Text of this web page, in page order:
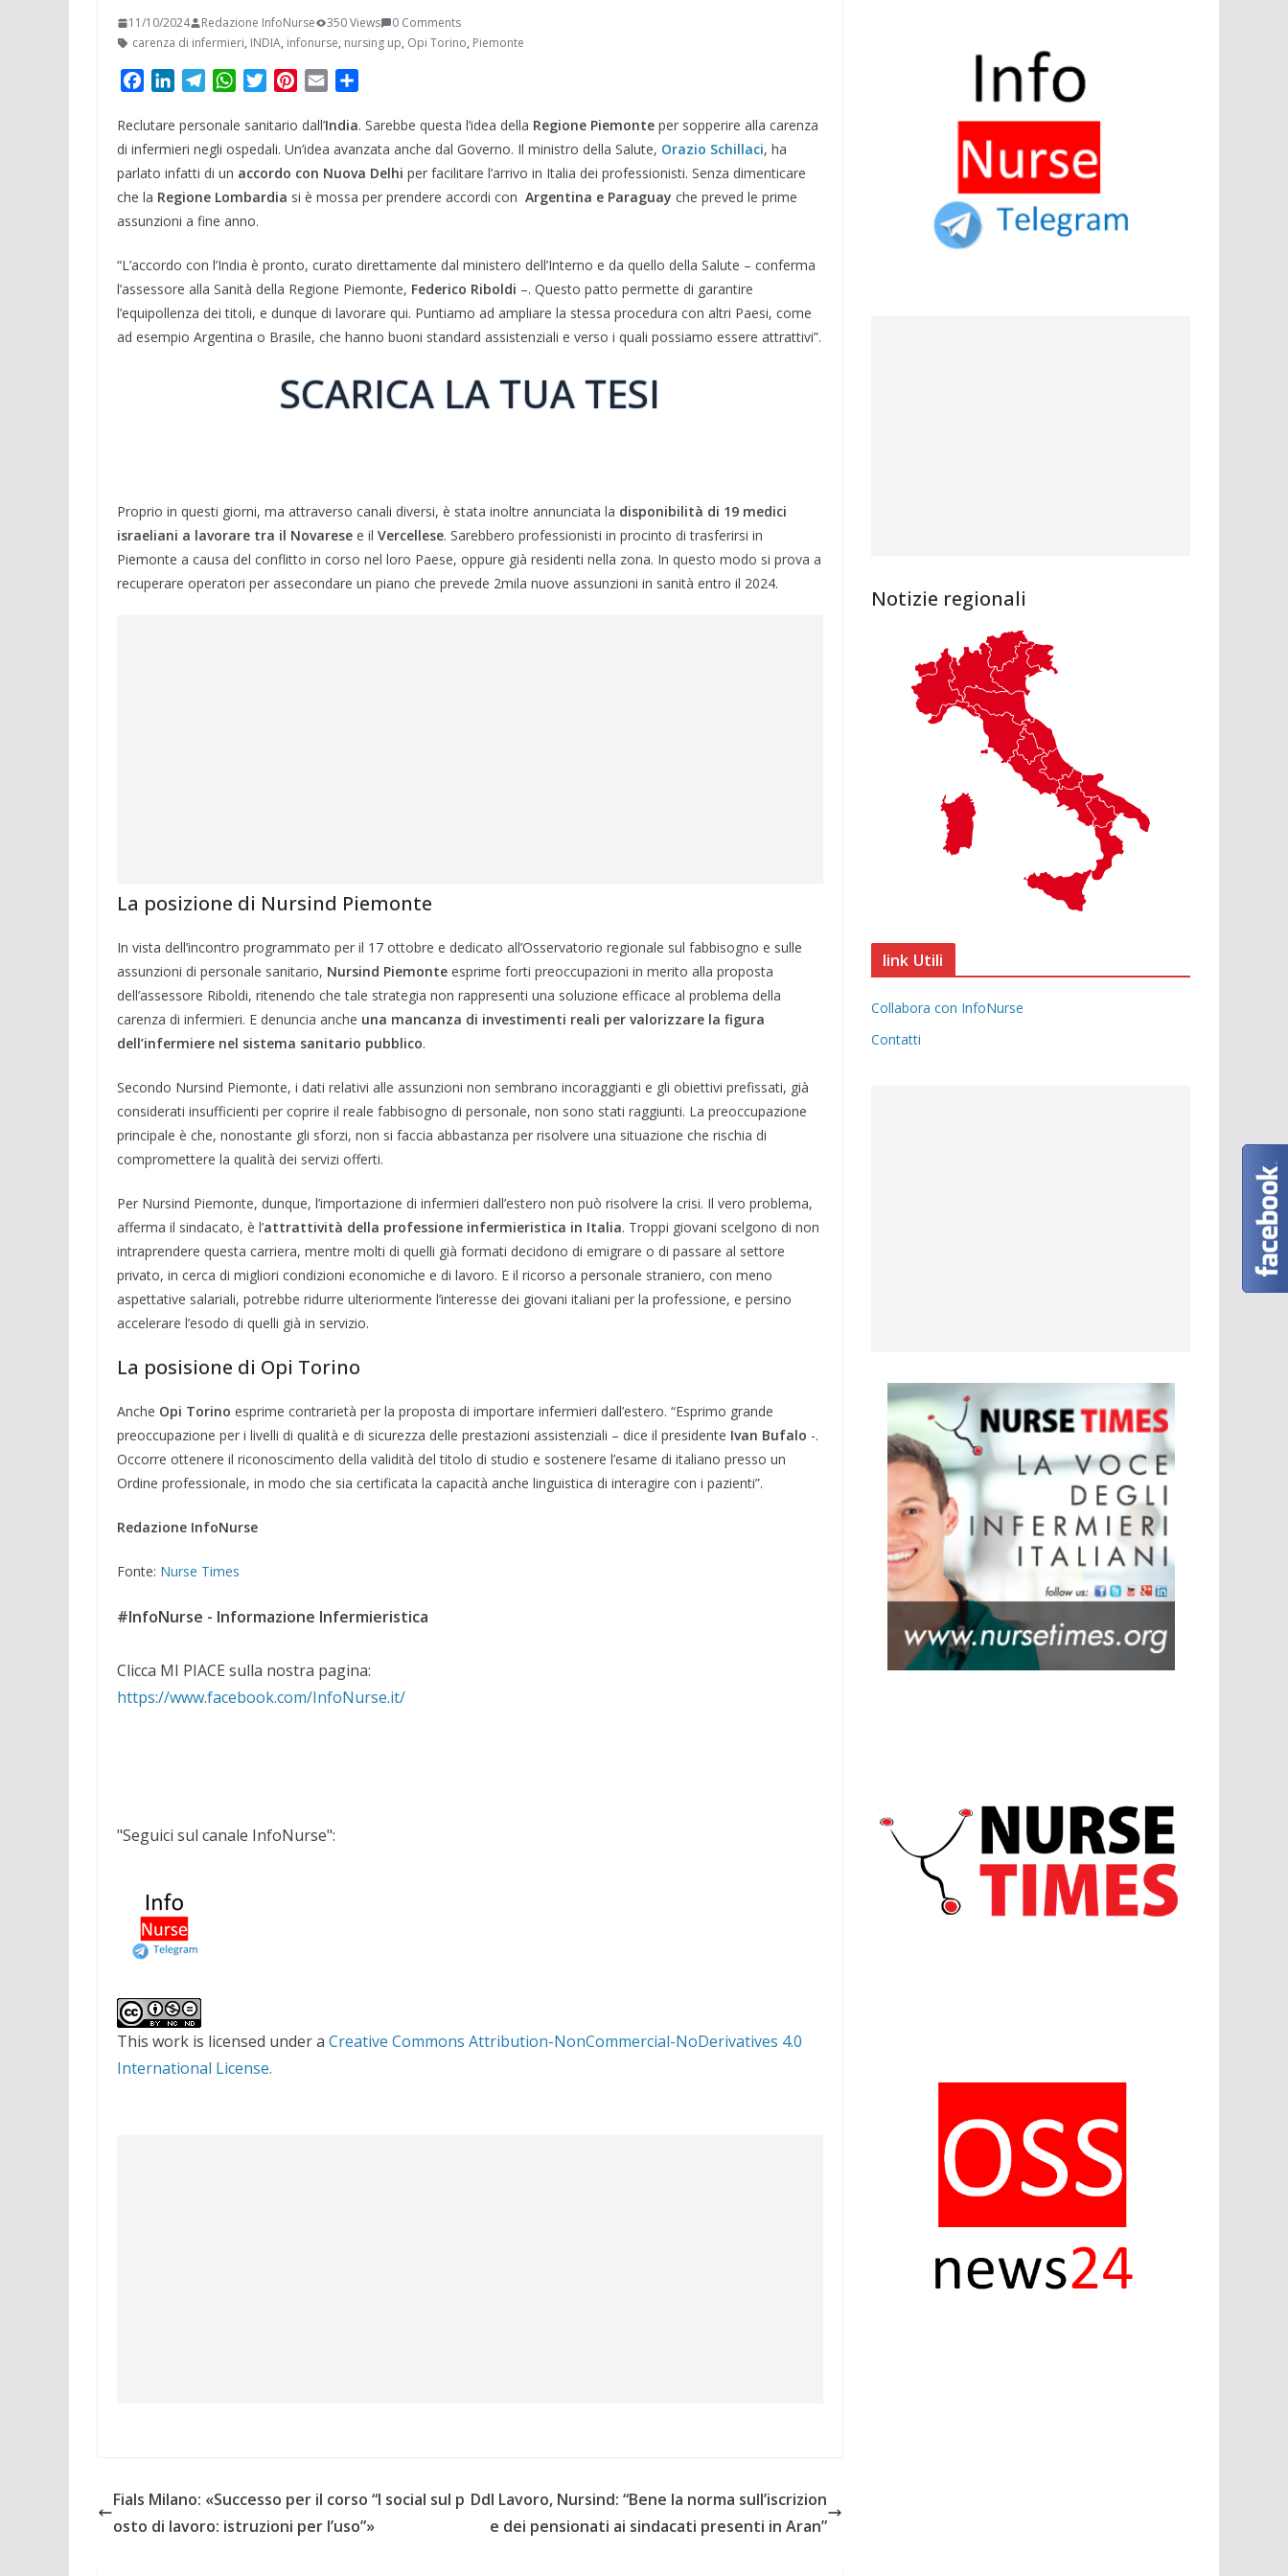
11/10/2024 Redazione InfoNurse 350 Views
0 Comments
carenza di infermieri, INDIA, infonurse, nursing up, Opi Torino, Piemonte
c
e
b
o
o
n
k
e
d
I
l
e
g
r
a
W
a
t
s
A
p
i
t
t
e
n
t
e
r
t
a
i
l
n
d
i
v
i
Reclutare personale sanitario dall’India. Sarebbe questa l’idea della Regione Piemonte per sopperire alla carenza
di infermieri negli ospedali. Un’idea avanzata anche dal Governo. Il ministro della Salute, Orazio Schillaci, ha
parlato infatti di un accordo con Nuova Delhi per facilitare l’arrivo in Italia dei professionisti. Senza dimenticare
che la Regione Lombardia si è mossa per prendere accordi con Argentina e Paraguay che preved le prime
assunzioni a fine anno.
“L’accordo con l’India è pronto, curato direttamente dal ministero dell’Interno e da quello della Salute – conferma
l’assessore alla Sanità della Regione Piemonte, Federico Riboldi –. Questo patto permette di garantire
l’equipollenza dei titoli, e dunque di lavorare qui. Puntiamo ad ampliare la stessa procedura con altri Paesi, come
ad esempio Argentina o Brasile, che hanno buoni standard assistenziali e verso i quali possiamo essere attrattivi”.
SCARICA LA TUA TESI
Proprio in questi giorni, ma attraverso canali diversi, è stata inoltre annunciata la disponibilità di 19 medici
israeliani a lavorare tra il Novarese e il Vercellese. Sarebbero professionisti in procinto di trasferirsi in
Piemonte a causa del conflitto in corso nel loro Paese, oppure già residenti nella zona. In questo modo si prova a
recuperare operatori per assecondare un piano che prevede 2mila nuove assunzioni in sanità entro il 2024.
La posizione di Nursind Piemonte
In vista dell’incontro programmato per il 17 ottobre e dedicato all’Osservatorio regionale sul fabbisogno e sulle
assunzioni di personale sanitario, Nursind Piemonte esprime forti preoccupazioni in merito alla proposta
dell’assessore Riboldi, ritenendo che tale strategia non rappresenti una soluzione efficace al problema della
carenza di infermieri. E denuncia anche una mancanza di investimenti reali per valorizzare la figura
dell’infermiere nel sistema sanitario pubblico.
Secondo Nursind Piemonte, i dati relativi alle assunzioni non sembrano incoraggianti e gli obiettivi prefissati, già
considerati insufficienti per coprire il reale fabbisogno di personale, non sono stati raggiunti. La preoccupazione
principale è che, nonostante gli sforzi, non si faccia abbastanza per risolvere una situazione che rischia di
compromettere la qualità dei servizi offerti.
Per Nursind Piemonte, dunque, l’importazione di infermieri dall’estero non può risolvere la crisi. Il vero problema,
afferma il sindacato, è l’attrattività della professione infermieristica in Italia. Troppi giovani scelgono di non
intraprendere questa carriera, mentre molti di quelli già formati decidono di emigrare o di passare al settore
privato, in cerca di migliori condizioni economiche e di lavoro. E il ricorso a personale straniero, con meno
aspettative salariali, potrebbe ridurre ulteriormente l’interesse dei giovani italiani per la professione, e persino
accelerare l’esodo di quelli già in servizio.
La posisione di Opi Torino
Anche Opi Torino esprime contrarietà per la proposta di importare infermieri dall’estero. “Esprimo grande
preoccupazione per i livelli di qualità e di sicurezza delle prestazioni assistenziali – dice il presidente Ivan Bufalo -.
Occorre ottenere il riconoscimento della validità del titolo di studio e sostenere l’esame di italiano presso un
Ordine professionale, in modo che sia certificata la capacità anche linguistica di interagire con i pazienti”.
Redazione InfoNurse
Fonte: Nurse Times
#InfoNurse - Informazione Infermieristica
Clicca MI PIACE sulla nostra pagina:
https://www.facebook.com/InfoNurse.it/
"Seguici sul canale InfoNurse":
This work is licensed under a Creative Commons Attribution-NonCommercial-NoDerivatives 4.0
International License.
Fials Milano: «Successo per il corso “I social sul p
osto di lavoro: istruzioni per l’uso”»
Ddl Lavoro, Nursind: “Bene la norma sull’iscrizion
e dei pensionati ai sindacati presenti in Aran”
Notizie regionali
link Utili
Collabora con InfoNurse
Contatti